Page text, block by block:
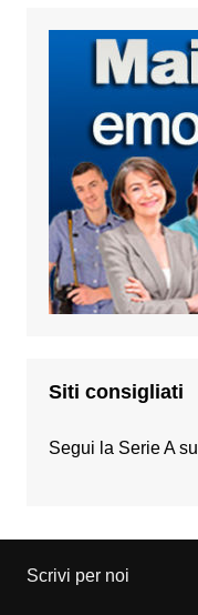
Siti consigliati
Segui la Serie A su
Scrivi per noi